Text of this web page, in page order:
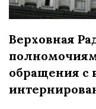
Верховная
обращения с